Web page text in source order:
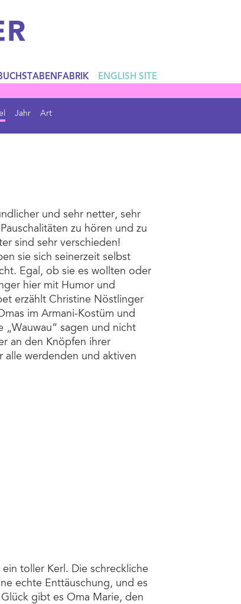
ENGLISH SITE
Jahr Art
und sehr netter, sehr
zu hören und zu
sind sehr verschieden!
sie sich seinerzeit selbst
Egal, ob sie es wollten oder
hier mit Humor und
erzählt Christine Nöstlinger
im Armani-Kostüm und
„Wauwau“ sagen und nicht
an den Knöpfen ihrer
alle werdenden und aktiven
toller Kerl. Die schreckliche
echte Enttäuschung, und es
gibt es Oma Marie, den